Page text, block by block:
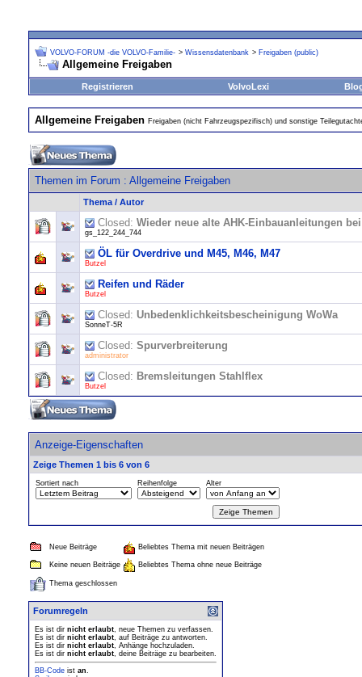
VOLVO-FORUM -die VOLVO-Familie- > Wissensdatenbank > Freigaben (public)
Allgemeine Freigaben
Registrieren VolvoLexi
Allgemeine Freigaben Freigaben (nicht Fahrzeugspezifisch) und sonstige
Themen im Forum : Allgemeine Freigaben
Thema / Autor
Closed: Wieder neue alte AHK-Einbauanleitungen
gs_122_244_744
ÖL für Overdrive und M45, M46, M47
Butzel
Reifen und Räder
Butzel
Closed: Unbedenklichkeitsbescheinigung WoWa
SonneT-5R
Closed: Spurverbreiterung
administrator
Closed: Bremsleitungen Stahlflex
Butzel
Anzeige-Eigenschaften
Zeige Themen 1 bis 6 von 6
Sortiert nach Reihenfolge Alter
Neue Beiträge Beliebtes Thema mit neuen Beiträgen
Keine neuen Beiträge Beliebtes Thema ohne neue Beiträge
Thema geschlossen
Forumregeln
Es ist dir nicht erlaubt, neue Themen zu verfassen.
Es ist dir nicht erlaubt, auf Beiträge zu antworten.
Es ist dir nicht erlaubt, Anhänge hochzuladen.
Es ist dir nicht erlaubt, deine Beiträge zu bearbeiten.
BB-Code ist an.